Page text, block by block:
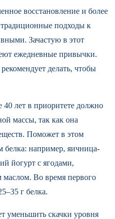
восстановление и более
подходы к
Зачастую в этот
ежедневные привычки.
делать, чтобы
40 лет в приоритете должно
массы, так как она
Поможет в этом
белка: например, яичница-
йогурт с ягодами,
Во время первого
г белка.
уменьшить скачки уровня